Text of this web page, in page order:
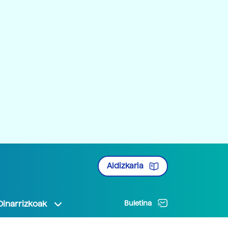
Aldizkaria
Buletina